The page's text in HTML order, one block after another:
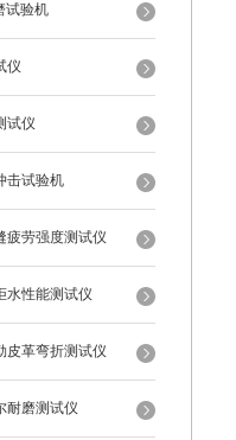
试验机
仪
试仪
击试验机
疲劳强度测试仪
水性能测试仪
皮革弯折测试仪
耐磨测试仪